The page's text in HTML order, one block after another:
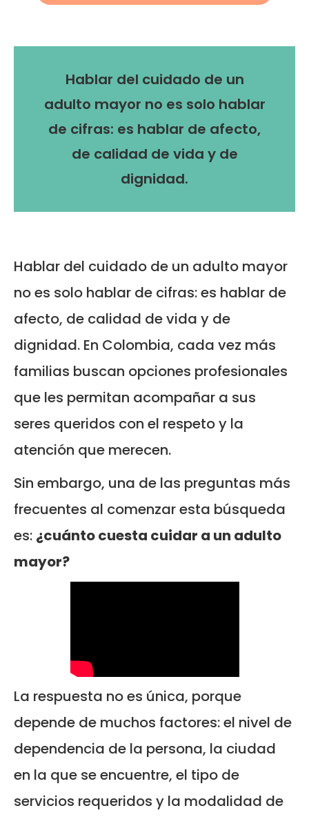
Hablar del cuidado de un
adulto mayor no es solo hablar
de cifras: es hablar de afecto,
de calidad de vida y de
dignidad.
Hablar del cuidado de un adulto mayor
no es solo hablar de cifras: es hablar de
afecto, de calidad de vida y de
dignidad. En Colombia, cada vez más
familias buscan opciones profesionales
que les permitan acompañar a sus
seres queridos con el respeto y la
atención que merecen.
Sin embargo, una de las preguntas más
frecuentes al comenzar esta búsqueda
es: ¿cuánto cuesta cuidar a un adulto
mayor?
La respuesta no es única, porque
depende de muchos factores: el nivel de
dependencia de la persona, la ciudad
en la que se encuentre, el tipo de
servicios requeridos y la modalidad de